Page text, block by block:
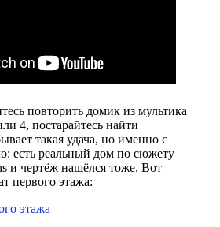
повторить домик из мультика
4, постарайтесь найти
такая удача, но именно с
есть реальный дом по сюжету
и чертёж нашёлся тоже. Вот
первого этажа: